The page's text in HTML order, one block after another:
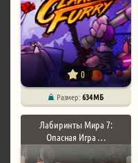
0
Размер:634 МБ
Лабиринты Мира 7:
Опасная Игра …